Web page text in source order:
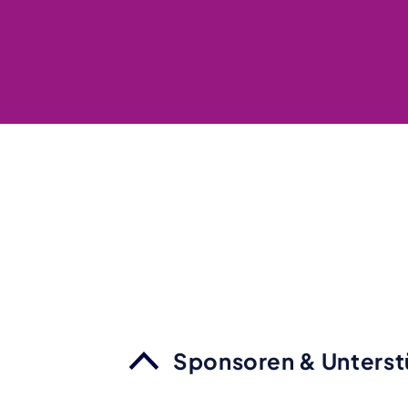
Sponsoren &